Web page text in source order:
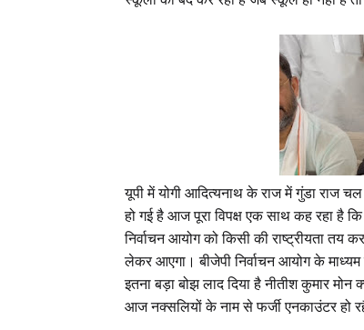
यूपी में योगी आदित्यनाथ के राज में गुंडा राज चल
हो गई है आज पूरा विपक्ष एक साथ कह रहा है
निर्वाचन आयोग को किसी की राष्ट्रीयता तय
लेकर आएगा। बीजेपी निर्वाचन आयोग के माध्यम
इतना बड़ा बोझ लाद दिया है नीतीश कुमार
आज नक्सलियों के नाम से फर्जी एनकाउंटर हो